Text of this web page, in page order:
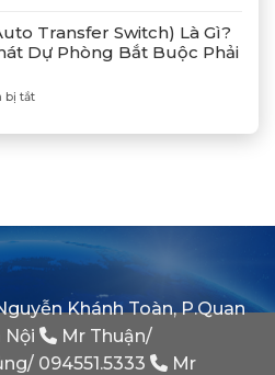
Mitsubishi
Heavy
Industries
Khẳng
Vị
Của
Bình
Minh
Phát
Điện
Bị
Dầu
Xác
Đồng
Bộ
Máy
Điện
Transfer Switch) Là Gì?
Dự Phòng Bắt Buộc Phải
bị tắtở
Điện
Tại
Sao
Phát
Dự
Phòng
Bắt
Khánh Toàn, P.Quan
Nội
Mr Thuận/
094551.5333
Mr